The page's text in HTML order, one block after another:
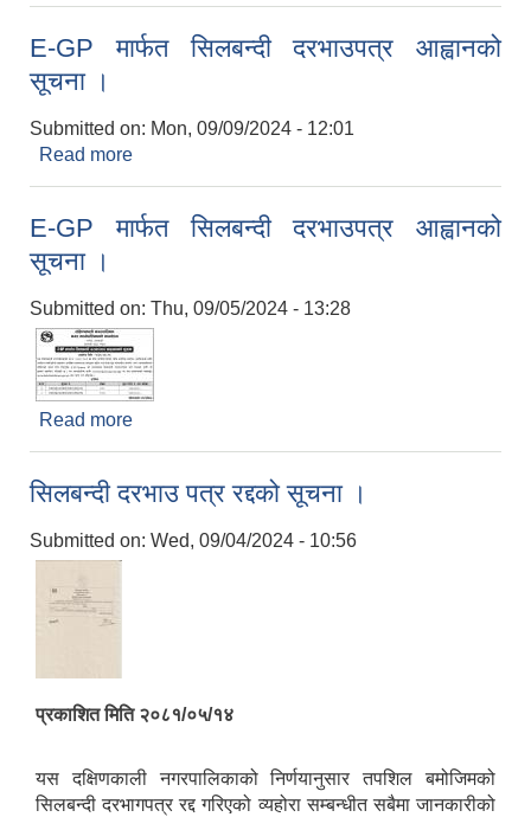
पटक प्रकाशित मिति २०८१/०६/०६)
E-GP मार्फत सिलबन्दी दरभाउपत्र आह्वानको
सूचना ।
Submitted on: Mon, 09/09/2024 - 12:01
Read more
E-GP मार्फत सिलबन्दी दरभाउपत्र आह्वानको
सूचना ।
Submitted on: Thu, 09/05/2024 - 13:28
Read more
सिलबन्दी दरभाउ पत्र रद्दको सूचना ।
Submitted on: Wed, 09/04/2024 - 10:56
प्रकाशित मिति २०८१/०५/१४
यस दक्षिणकाली नगरपालिकाको निर्णयानुसार तपशिल बमोजिमको
सिलबन्दी दरभागपत्र रद्द गरिएको व्यहोरा सम्बन्धीत सबैमा जानकारीको